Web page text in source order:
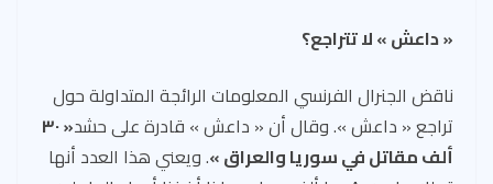
« داعش » لا تتراجع؟
ناقض الجنرال الفرنسي المعلومات الرائجة المتداولة حول
تراجع « داعش ». وقال أن « داعش » قادرة على حشد « ٣٠
ألف مقاتل في سوريا والعراق ». ويعني هذا العدد أنها